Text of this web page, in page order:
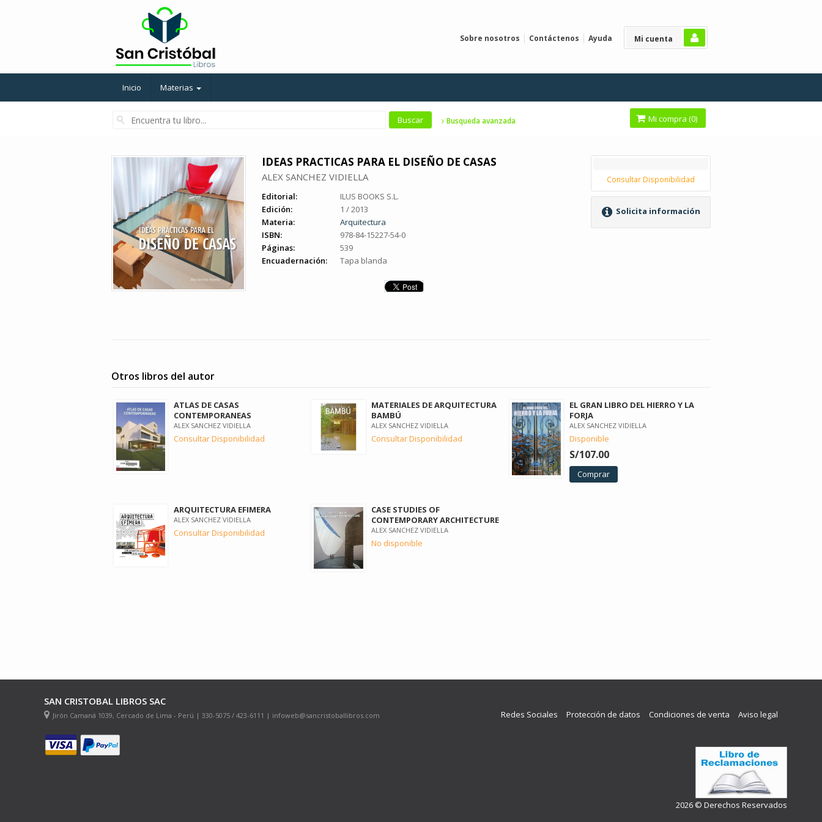
Mi cuenta
Sobre nosotros Contáctenos Ayuda
Inicio Materias
Busqueda avanzada Mi compra (0)
IDEAS PRACTICAS PARA EL DISEÑO DE CASAS
ALEX SANCHEZ VIDIELLA
Editorial:
ILUS BOOKS S.L.
Edición:
1 / 2013
Materia:
Arquitectura
ISBN:
978-84-15227-54-0
Páginas:
539
Encuadernación:
Tapa blanda
Consultar Disponibilidad
Solicita información
Otros libros del autor
ATLAS DE CASAS
CONTEMPORANEAS
ALEX SANCHEZ VIDIELLA
Consultar Disponibilidad
MATERIALES DE ARQUITECTURA
BAMBÚ
ALEX SANCHEZ VIDIELLA
Consultar Disponibilidad
EL GRAN LIBRO DEL HIERRO Y LA
FORJA
ALEX SANCHEZ VIDIELLA
Disponible
S/107.00
Comprar
ARQUITECTURA EFIMERA
ALEX SANCHEZ VIDIELLA
Consultar Disponibilidad
CASE STUDIES OF
CONTEMPORARY ARCHITECTURE
ALEX SANCHEZ VIDIELLA
No disponible
Aviso legal
Condiciones de venta
Protección de datos
Redes Sociales
SAN CRISTOBAL LIBROS SAC
Jirón Camaná 1039, Cercado de Lima - Perú | 330-5075 / 423-6111 | infoweb@sancristoballibros.com
2026 © Derechos Reservados